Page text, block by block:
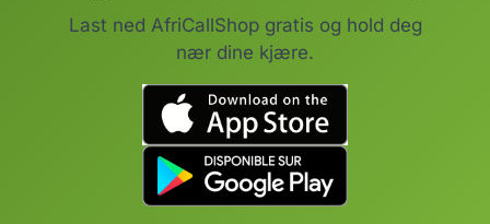
Last ned AfriCallShop gratis og hold deg
nær dine kjære.